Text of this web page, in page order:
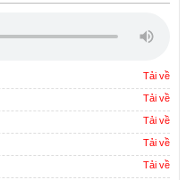
Tải về
Tải về
Tải về
Tải về
Tải về